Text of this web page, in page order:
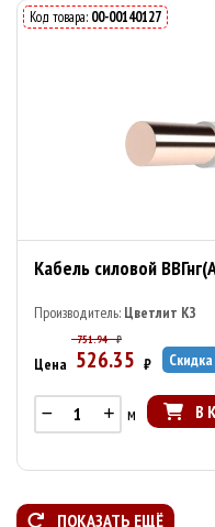
Код товара: 00-00140127
Кабель силовой
Производитель: Цветлит КЗ
751.94 ₽
Цена 526.35 ₽ Скидка
м В
ПОКАЗАТЬ ЕЩЁ